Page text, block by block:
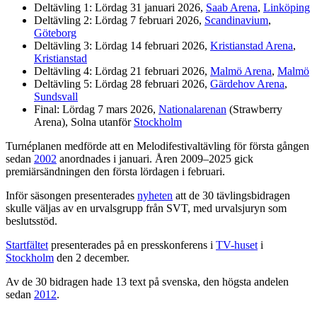
Deltävling 1: Lördag 31 januari 2026, Saab Arena, Linköping
Deltävling 2: Lördag 7 februari 2026, Scandinavium,
Göteborg
Deltävling 3: Lördag 14 februari 2026, Kristianstad Arena,
Kristianstad
Deltävling 4: Lördag 21 februari 2026, Malmö Arena, Malmö
Deltävling 5: Lördag 28 februari 2026, Gärdehov Arena,
Sundsvall
Final: Lördag 7 mars 2026, Nationalarenan (Strawberry
Arena), Solna utanför Stockholm
Turnéplanen medförde att en Melodifestivaltävling för första gången
sedan 2002 anordnades i januari. Åren 2009–2025 gick
premiärsändningen den första lördagen i februari.
Inför säsongen presenterades nyheten att de 30 tävlingsbidragen
skulle väljas av en urvalsgrupp från SVT, med urvalsjuryn som
beslutsstöd.
Startfältet presenterades på en presskonferens i TV-huset i
Stockholm den 2 december.
Av de 30 bidragen hade 13 text på svenska, den högsta andelen
sedan 2012.